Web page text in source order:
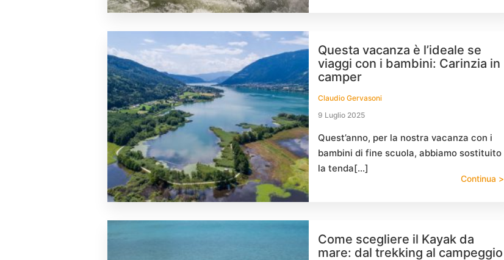
Questa vacanza è l’ideale se
viaggi con i bambini: Carinzia in
camper
Claudio Gervasoni
9 Luglio 2025
Quest’anno, per la nostra vacanza con i
bambini di fine scuola, abbiamo sostituito
la tenda[…]
Continua >
Come scegliere il Kayak da
mare: dal trekking al campeggio